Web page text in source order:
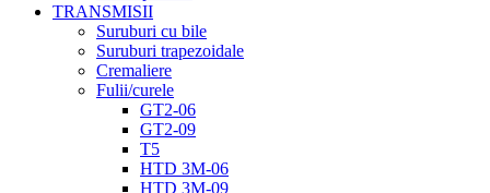
TRANSMISII
Suruburi cu bile
Suruburi trapezoidale
Cremaliere
Fulii/curele
GT2-06
GT2-09
T5
HTD 3M-06
HTD 3M-09